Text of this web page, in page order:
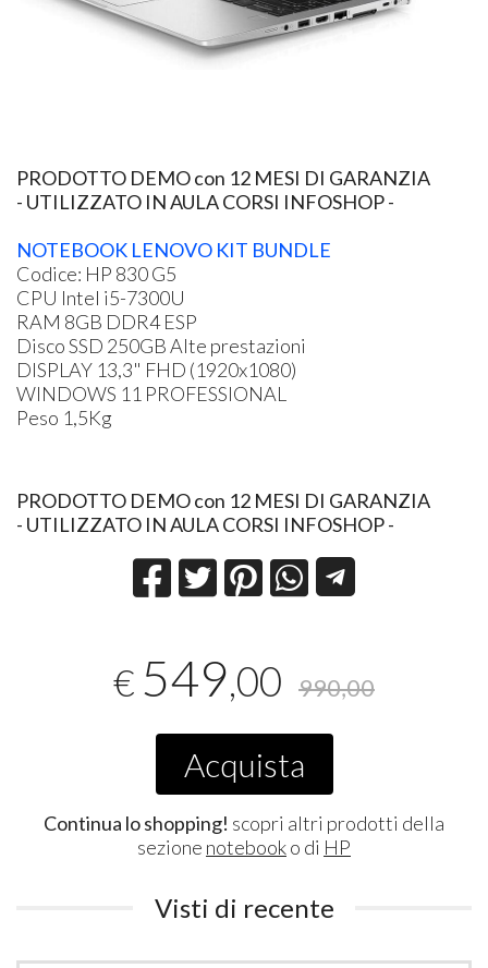
​PRODOTTO DEMO con 12 MESI DI GARANZIA
- UTILIZZATO IN AULA CORSI INFOSHOP -
NOTEBOOK LENOVO KIT BUNDLE
Codice: HP 830 G5
CPU Intel i5-7300U
RAM 8GB DDR4 ESP
Disco SSD 250GB Alte prestazioni
DISPLAY 13,3" FHD (1920x1080)
WINDOWS 11 PROFESSIONAL
Peso 1,5Kg
​PRODOTTO DEMO con 12 MESI DI GARANZIA
- UTILIZZATO IN AULA CORSI INFOSHOP - ​​​​​​​​​​​​
€ 549,00 990,00
Acquista
Continua lo shopping! scopri altri prodotti della
sezione notebooko di HP
Visti di recente